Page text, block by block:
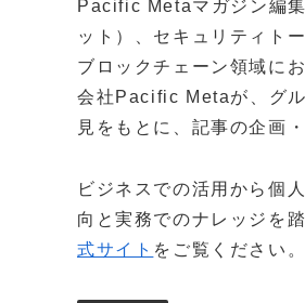
Pacific Metaマガジン編
ット）、セキュリティト
ブロックチェーン領域に
会社Pacific Metaが、グ
見をもとに、記事の企画
ビジネスでの活用から個
向と実務でのナレッジを
式サイト をご覧ください。